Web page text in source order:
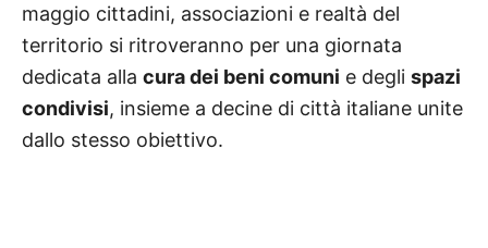
maggio cittadini, associazioni e realtà del
territorio si ritroveranno per una giornata
dedicata alla cura dei beni comuni e degli spazi
condivisi, insieme a decine di città italiane unite
dallo stesso obiettivo.